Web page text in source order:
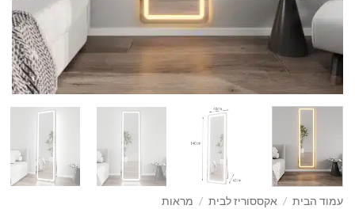
עמוד הבית / אקססוריז לבית / מראות